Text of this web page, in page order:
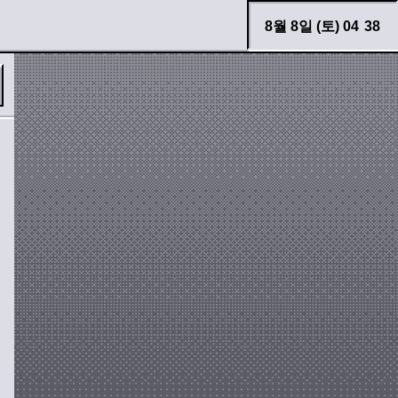
8월 8일 (토) 04 38
바로 검색하기
경고등 모아보기
두두 이야기
필터
모양
도로 사람 자동차
기호
가위표 느낌표 화살표
장치